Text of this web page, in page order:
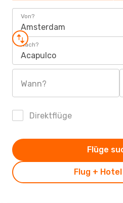
Von?
Amsterdam
Nach?
Acapulco
Wann?
Direktflüge
Flug +
Flüge